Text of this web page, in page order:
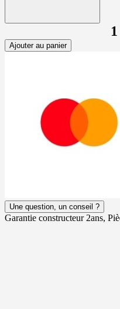
Ajouter au panier
Une question, un conseil ?
Garantie constructeur 2ans,